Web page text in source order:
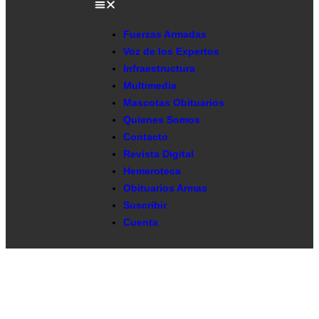
Fuerzas Armadas
Voz de los Expertos
Infraestructura
Multimedia
Mascotas Obituarios
Quienes Somos
Contacto
Revista Digital
Hemeroteca
Obituarios Armas
Suscribir
Cuenta